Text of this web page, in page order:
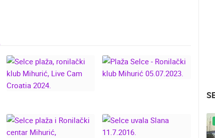
UŽIVO 0 GLEDATELJ(A) UŽIVO 0 GLEDATELJ(A)
MIHURIĆ, LIVE CAM
CROATIA 2024.
05.07.2023.